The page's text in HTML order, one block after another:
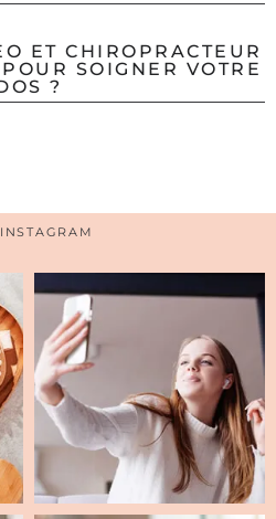
ET CHIROPRACTEUR
SOIGNER VOTRE
?
INSTAGRAM